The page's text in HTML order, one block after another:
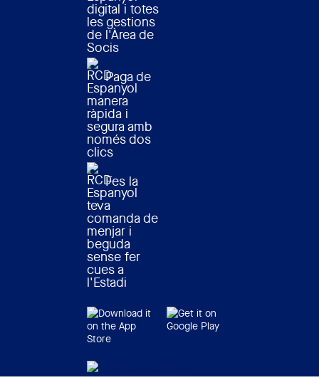
digital i totes
les gestions
de l'Àrea de
Socis
Paga de
manera
ràpida i
segura amb
només dos
clics
Fes la
teva
comanda de
menjar i
beguda
sense fer
cues a
l'Estadi